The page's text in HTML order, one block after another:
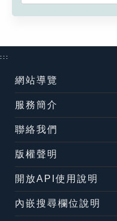
:::
網站導覽
服務簡介
聯絡我們
版權聲明
開放API使用說明
內嵌搜尋欄位說明